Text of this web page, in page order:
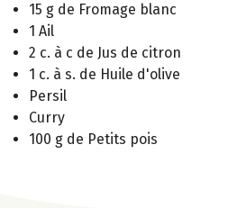
15 g de Fromage blanc
1 Ail
2 c. à c de Jus de citron
1 c. à s. de Huile d'olive
Persil
Curry
100 g de Petits pois